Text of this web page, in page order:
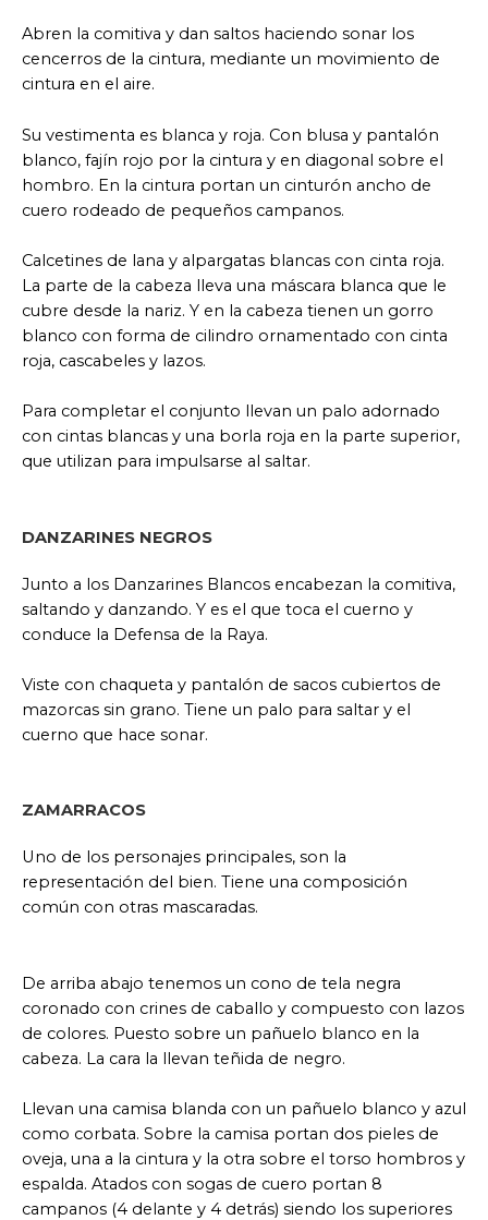
Abren la comitiva y dan saltos haciendo sonar los
cencerros de la cintura, mediante un movimiento de
cintura en el aire.
Su vestimenta es blanca y roja. Con blusa y pantalón
blanco, fajín rojo por la cintura y en diagonal sobre el
hombro. En la cintura portan un cinturón ancho de
cuero rodeado de pequeños campanos.
Calcetines de lana y alpargatas blancas con cinta roja.
La parte de la cabeza lleva una máscara blanca que le
cubre desde la nariz. Y en la cabeza tienen un gorro
blanco con forma de cilindro ornamentado con cinta
roja, cascabeles y lazos.
Para completar el conjunto llevan un palo adornado
con cintas blancas y una borla roja en la parte superior,
que utilizan para impulsarse al saltar.
DANZARINES NEGROS
Junto a los Danzarines Blancos encabezan la comitiva,
saltando y danzando. Y es el que toca el cuerno y
conduce la Defensa de la Raya.
Viste con chaqueta y pantalón de sacos cubiertos de
mazorcas sin grano. Tiene un palo para saltar y el
cuerno que hace sonar.
ZAMARRACOS
Uno de los personajes principales, son la
representación del bien. Tiene una composición
común con otras mascaradas.
De arriba abajo tenemos un cono de tela negra
coronado con crines de caballo y compuesto con lazos
de colores. Puesto sobre un pañuelo blanco en la
cabeza. La cara la llevan teñida de negro.
Llevan una camisa blanda con un pañuelo blanco y azul
como corbata. Sobre la camisa portan dos pieles de
oveja, una a la cintura y la otra sobre el torso hombros y
espalda. Atados con sogas de cuero portan 8
campanos (4 delante y 4 detrás) siendo los superiores